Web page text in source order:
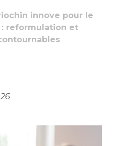
innove pour le
reformulation et